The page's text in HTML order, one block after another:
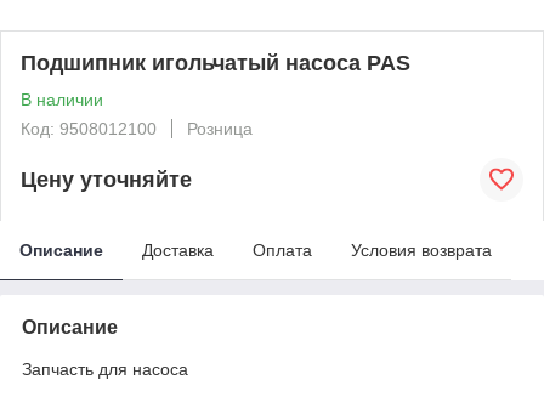
Подшипник игольчатый насоса PAS
В наличии
Код: 9508012100
Розница
Цену уточняйте
Описание Доставка Оплата Условия возврата
Описание
Запчасть для насоса